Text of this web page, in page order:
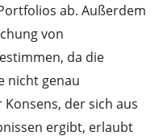
ab. Außerdem
von
da die
nicht genau
der sich aus
ergibt, erlaubt